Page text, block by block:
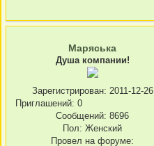
Маряська
Душа компании!
Зарегистрирован: 2011-12-26
Приглашений: 0
Сообщений: 8696
Пол: Женский
Провел на форуме: